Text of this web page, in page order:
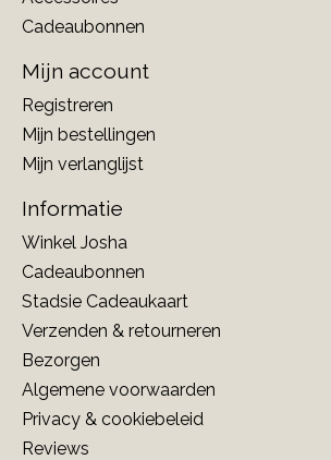
Cadeaubonnen
Mijn account
Registreren
Mijn bestellingen
Mijn verlanglijst
Informatie
Winkel Josha
Cadeaubonnen
Stadsie Cadeaukaart
Verzenden & retourneren
Bezorgen
Algemene voorwaarden
Privacy & cookiebeleid
Reviews